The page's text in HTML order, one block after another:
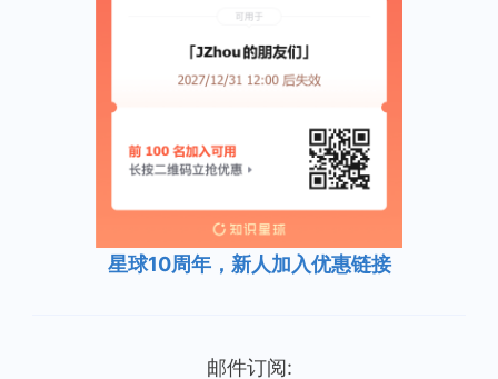
星球10周年，新人加入优惠链接
邮件订阅: